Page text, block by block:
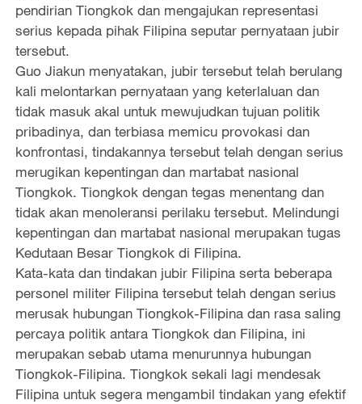
V
i
d
e
o
pendirian Tiongkok dan mengajukan representasi
serius kepada pihak Filipina seputar pernyataan jubir
tersebut.
Guo Jiakun menyatakan, jubir tersebut telah berulang
kali melontarkan pernyataan yang keterlaluan dan
tidak masuk akal untuk mewujudkan tujuan politik
pribadinya, dan terbiasa memicu provokasi dan
konfrontasi, tindakannya tersebut telah dengan serius
merugikan kepentingan dan martabat nasional
Tiongkok. Tiongkok dengan tegas menentang dan
tidak akan menoleransi perilaku tersebut. Melindungi
kepentingan dan martabat nasional merupakan tugas
Kedutaan Besar Tiongkok di Filipina.
Kata-kata dan tindakan jubir Filipina serta beberapa
personel militer Filipina tersebut telah dengan serius
merusak hubungan Tiongkok-Filipina dan rasa saling
percaya politik antara Tiongkok dan Filipina, ini
merupakan sebab utama menurunnya hubungan
Tiongkok-Filipina. Tiongkok sekali lagi mendesak
Filipina untuk segera mengambil tindakan yang efektif